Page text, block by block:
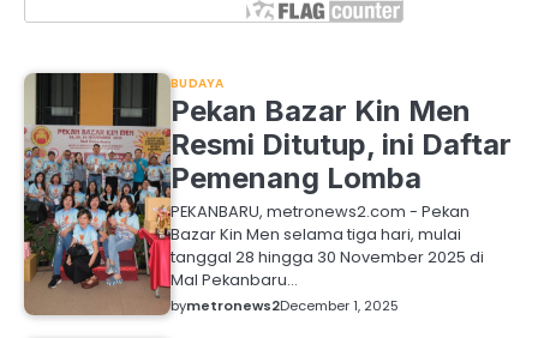
BUDAYA
Pekan Bazar Kin Men
Resmi Ditutup, ini Daftar
Pemenang Lomba
PEKANBARU, metronews2.com - Pekan
Bazar Kin Men selama tiga hari, mulai
tanggal 28 hingga 30 November 2025 di
Mal Pekanbaru…
bymetronews2December 1, 2025